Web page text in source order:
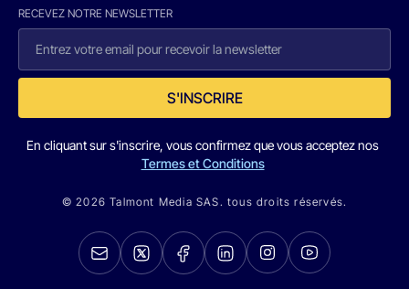
RECEVEZ NOTRE NEWSLETTER
S'INSCRIRE
En cliquant sur s'inscrire, vous confirmez que vous acceptez nos
Termes et Conditions
© 2026 Talmont Media SAS. tous droits réservés.